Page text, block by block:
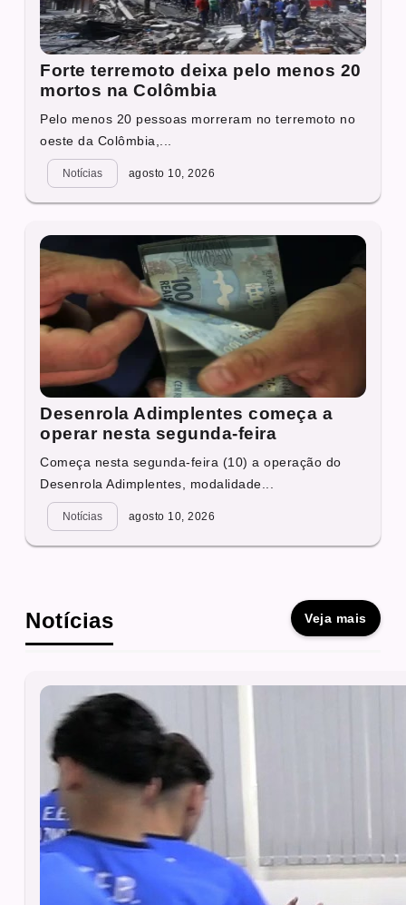
Forte terremoto deixa pelo menos 20
mortos na Colômbia
Pelo menos 20 pessoas morreram no terremoto no
oeste da Colômbia,...
Notícias agosto 10, 2026
Desenrola Adimplentes começa a
operar nesta segunda-feira
Começa nesta segunda-feira (10) a operação do
Desenrola Adimplentes, modalidade...
Notícias agosto 10, 2026
Notícias Veja mais